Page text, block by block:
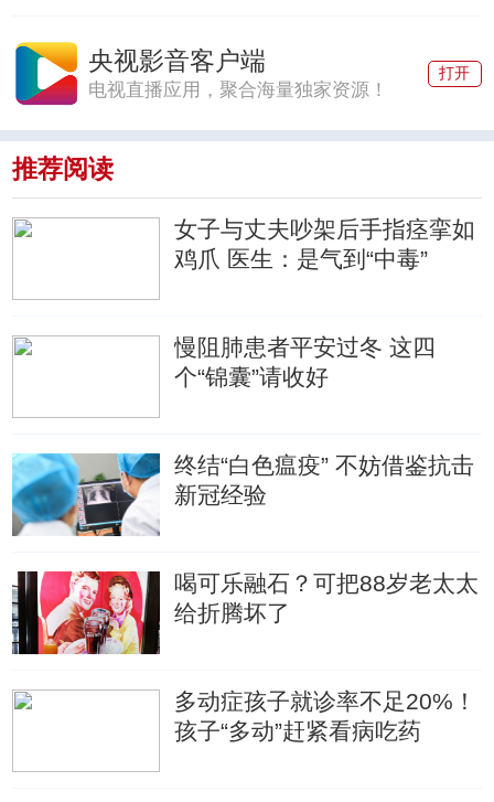
央视影音客户端
电视直播应用，聚合海量独家资源！
打开
推荐阅读
女子与丈夫吵架后手指痉挛如
鸡爪 医生：是气到“中毒”
慢阻肺患者平安过冬 这四
个“锦囊”请收好
终结“白色瘟疫” 不妨借鉴抗击
新冠经验
喝可乐融石？可把88岁老太太
给折腾坏了
多动症孩子就诊率不足20%！
孩子“多动”赶紧看病吃药